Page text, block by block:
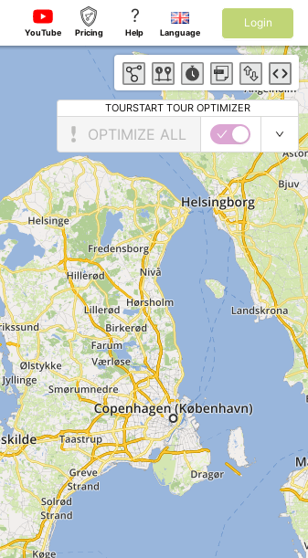
YouTube Pricing
?
Help Language
Login
TOURSTART TOUR OPTIMIZER
OPTIMIZE ALL